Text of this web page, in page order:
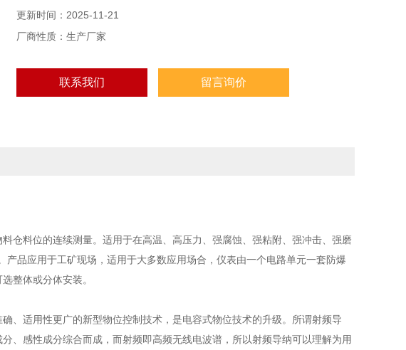
更新时间：2025-11-21
厂商性质：生产厂家
联系我们 留言询价
料位的连续测量。适用于在高温、高压力、强腐蚀、强粘附、强冲击、强磨
品应用于工矿现场，适用于大多数应用场合，仪表由一个电路单元一套防爆
整体或分体安装。
适用性更广的新型物位控制技术，是电容式物位技术的升级。所谓射频导
、感性成分综合而成，而射频即高频无线电波谱，所以射频导纳可以理解为用